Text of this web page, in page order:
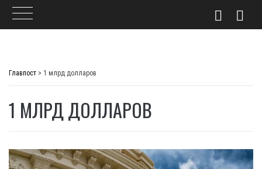
Главпост > 1 млрд долларов
1 МЛРД ДОЛЛАРОВ